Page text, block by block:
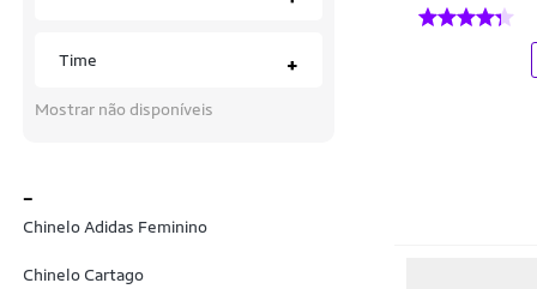
Cartago
Cartago Mini
Cavalera
Cazzualen
Barracas
Barras e Puxadores
BCAA
Bebidas e Chás
Time +
Mostrar não disponíveis
Chinelo Adidas Feminino
Chinelo Cartago